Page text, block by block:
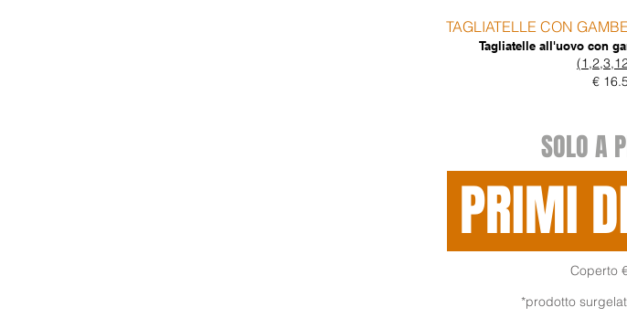
TAGLIATELLE CON
Tagliatelle all'uovo con
€
SOLO A
PRIMI
Coperto
*prodotto